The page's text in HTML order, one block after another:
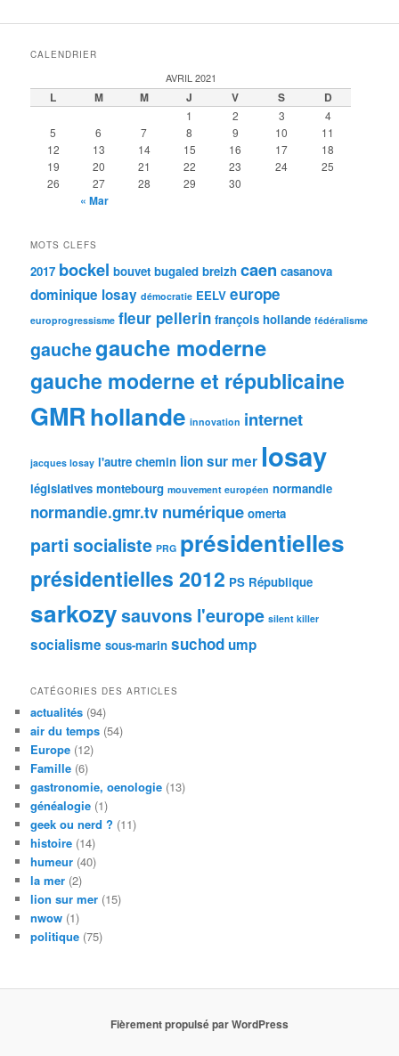
CALENDRIER
AVRIL 2021
L M M J V S D
1 2 3
4
5
6 7 8 9 10
11
12
13 14 15 16 17
18
19
20 21 22 23 24
25
26
27 28 29 30
« Mar
MOTS CLEFS
2017 bockel bouvet bugaled breizh caen casanova
dominique losay démocratie EELV europe
europrogressisme fleur pellerin françois hollande fédéralisme
gauchegauche moderne
gauche moderne et républicaine
GMRhollande innovation internet
jacques losay l'autre chemin lion sur mer losay
législatives montebourg mouvement européen normandie
normandie.gmr.tv numérique omerta
parti socialiste PRG présidentielles
présidentielles 2012 PS République
sarkozysauvons l'europe silent killer
socialisme sous-marin suchodump
CATÉGORIES DES ARTICLES
actualités (94)
air du temps (54)
Europe (12)
Famille (6)
gastronomie, oenologie (13)
généalogie (1)
geek ou nerd ? (11)
histoire (14)
humeur (40)
la mer (2)
lion sur mer (15)
nwow (1)
politique (75)
Fièrement propulsé par WordPress